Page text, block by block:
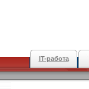
IT-работа